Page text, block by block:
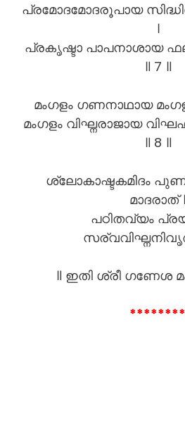
പ്രമോദമോദരൂപായ
।
പ്രകൃഷ്ടാ പാപനാശായ
॥ 7 ॥
മംഗളം ഗണനാഥായ
മംഗളം വിഘ്നരാജായ
॥ 8 ॥
ശ്ലോകാഷ്ടകമിദം
മാദരാത് ।
പഠിതവ്യം
॥ ഇതി ശ്രീ ഗണേശ
********